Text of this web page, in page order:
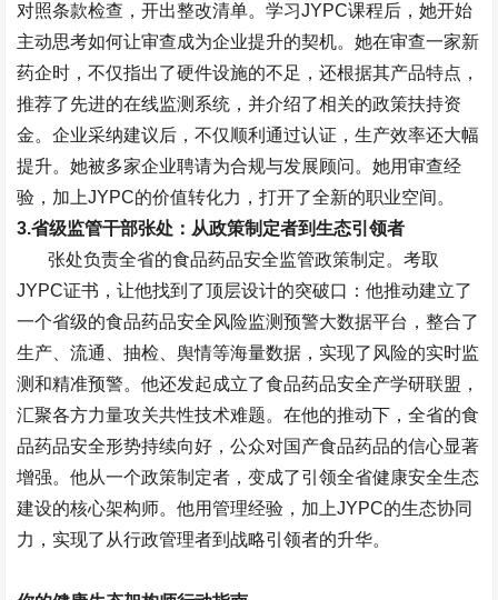
对照条款检查，开出整改清单。学习JYPC课程后，她开始
主动思考如何让审查成为企业提升的契机。她在审查一家新
药企时，不仅指出了硬件设施的不足，还根据其产品特点，
推荐了先进的在线监测系统，并介绍了相关的政策扶持资
金。企业采纳建议后，不仅顺利通过认证，生产效率还大幅
提升。她被多家企业聘请为合规与发展顾问。她用审查经
验，加上JYPC的价值转化力，打开了全新的职业空间。
3.省级监管干部张处：从政策制定者到生态引领者
张处负责全省的食品药品安全监管政策制定。考取
JYPC证书，让他找到了顶层设计的突破口：他推动建立了
一个省级的食品药品安全风险监测预警大数据平台，整合了
生产、流通、抽检、舆情等海量数据，实现了风险的实时监
测和精准预警。他还发起成立了食品药品安全产学研联盟，
汇聚各方力量攻关共性技术难题。在他的推动下，全省的食
品药品安全形势持续向好，公众对国产食品药品的信心显著
增强。他从一个政策制定者，变成了引领全省健康安全生态
建设的核心架构师。他用管理经验，加上JYPC的生态协同
力，实现了从行政管理者到战略引领者的升华。